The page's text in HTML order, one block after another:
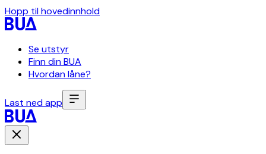
Hopp til hovedinnhold
Se utstyr
Finn din BUA
Hvordan låne?
Last ned app